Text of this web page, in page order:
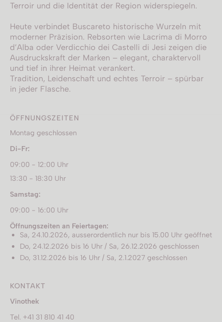
Terroir und die Identität der Region widerspiegeln.
Heute verbindet Buscareto historische Wurzeln mit
moderner Präzision. Rebsorten wie Lacrima di Morro
d’Alba oder Verdicchio dei Castelli di Jesi zeigen die
Ausdruckskraft der Marken – elegant, charaktervoll
und tief in ihrer Heimat verankert.
Tradition, Leidenschaft und echtes Terroir – spürbar
in jeder Flasche.
ÖFFNUNGSZEITEN
Montag geschlossen
Di-Fr:
09:00 - 12:00 Uhr
13:30 - 18:30 Uhr
Samstag:
09:00 - 16:00 Uhr
Öffnungszeiten an Feiertagen:
Sa, 24.10.2026, ausserordentlich nur bis 15.00 Uhr geöffnet
Do, 24.12.2026 bis 16 Uhr / Sa, 26.12.2026 geschlossen
Do, 31.12.2026 bis 16 Uhr / Sa, 2.1.2027 geschlossen
KONTAKT
Vinothek
Tel. +41 31 810 41 40